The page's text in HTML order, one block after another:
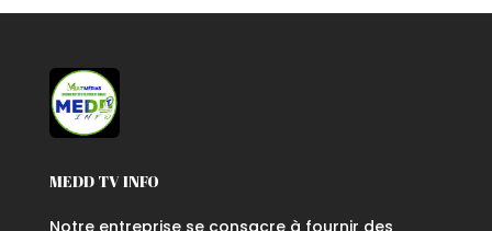
MEDD TV INFO
Notre entreprise se consacre à fournir des